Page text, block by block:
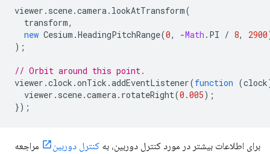
viewer . scene.camera. lookAtTransform(
transform,
new Cesium .HeadingPitchRange(0, -Math . PI / 8, 2900
);
// Orbit around this point.
viewer .clock .onTick .addEventListener(function (clock
viewer . scene.camera. rotateRight(0.005);
});
برای اطلاعات بیشتر در مورد کنترل دوربین، به کنترل دوربین
مراجعه